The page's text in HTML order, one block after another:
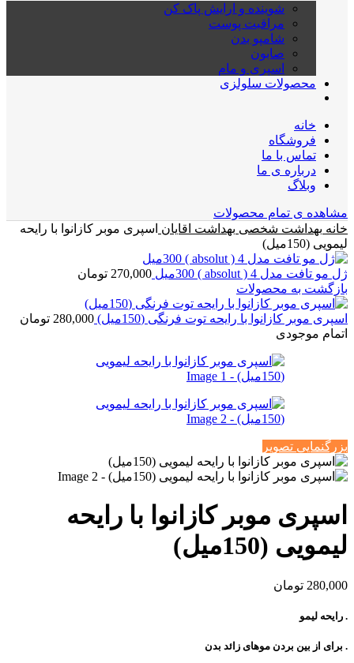
شوینده و ارایش پاک کن
مراقبت پوست
شامپو بدن
صابون
اسپری و مام
محصولات سلولزی
خانه
فروشگاه
تماس با ما
درباره ی ما
وبلاگ
مشاهده ی تمام محصولات
خانه بهداشت شخصی بهداشت اقایان اسپری موبر کازانوا با رایحه
لیمویی (150میل)
ژل مو تافت مدل 4 ( absolut ) 300میل 270,000 تومان
بازگشت به محصولات
اسپری موبر کازانوا با رایحه توت فرنگی (150میل) 280,000 تومان
اتمام موجودی
بزرگنمایی تصویر
اسپری موبر کازانوا با رایحه
لیمویی (150میل)
280,000 تومان
. رایحه لیمو
. برای از بین بردن موهای زائد بدن